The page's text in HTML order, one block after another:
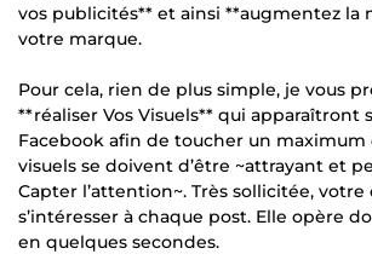
vos publicités** et ainsi **augmentez la
votre marque.
Pour cela, rien de plus simple, je vous
**réaliser Vos Visuels** qui apparaîtront
Facebook afin de toucher un maximum
visuels se doivent d’être ~attrayant et
Capter l’attention~. Très sollicitée,
s’intéresser à chaque post. Elle opère
en quelques secondes.